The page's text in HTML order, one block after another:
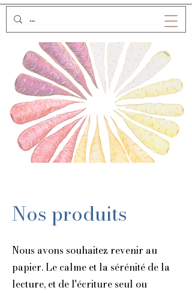
Nos produits
Nous avons souhaitez revenir au
papier. Le calme et la sérénité de la
lecture, et de l'écriture seul ou